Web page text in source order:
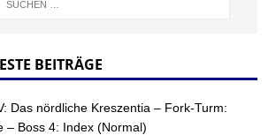
BEITRÄGE
Das nördliche Kreszentia – Fork-Turm:
– Boss 4: Index (Normal)